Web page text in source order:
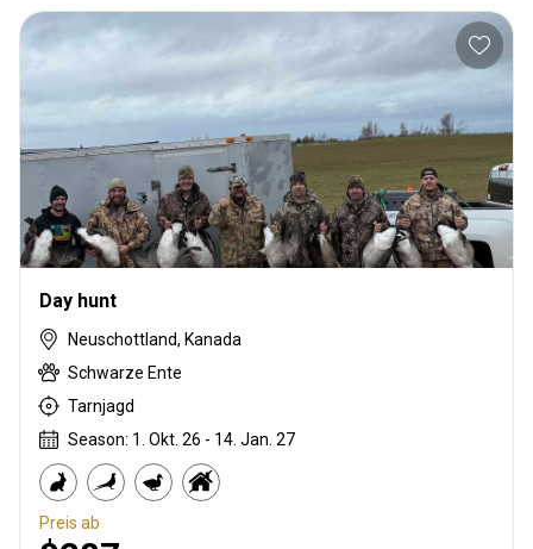
Day hunt
Neuschottland, Kanada
Schwarze Ente
Tarnjagd
Season: 1. Okt. 26 - 14. Jan. 27
Preis ab